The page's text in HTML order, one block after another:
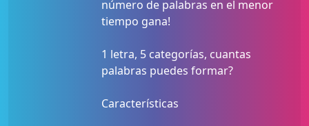
número de palabras en el menor
tiempo gana!
1 letra, 5 categorías, cuantas
palabras puedes formar?
Características